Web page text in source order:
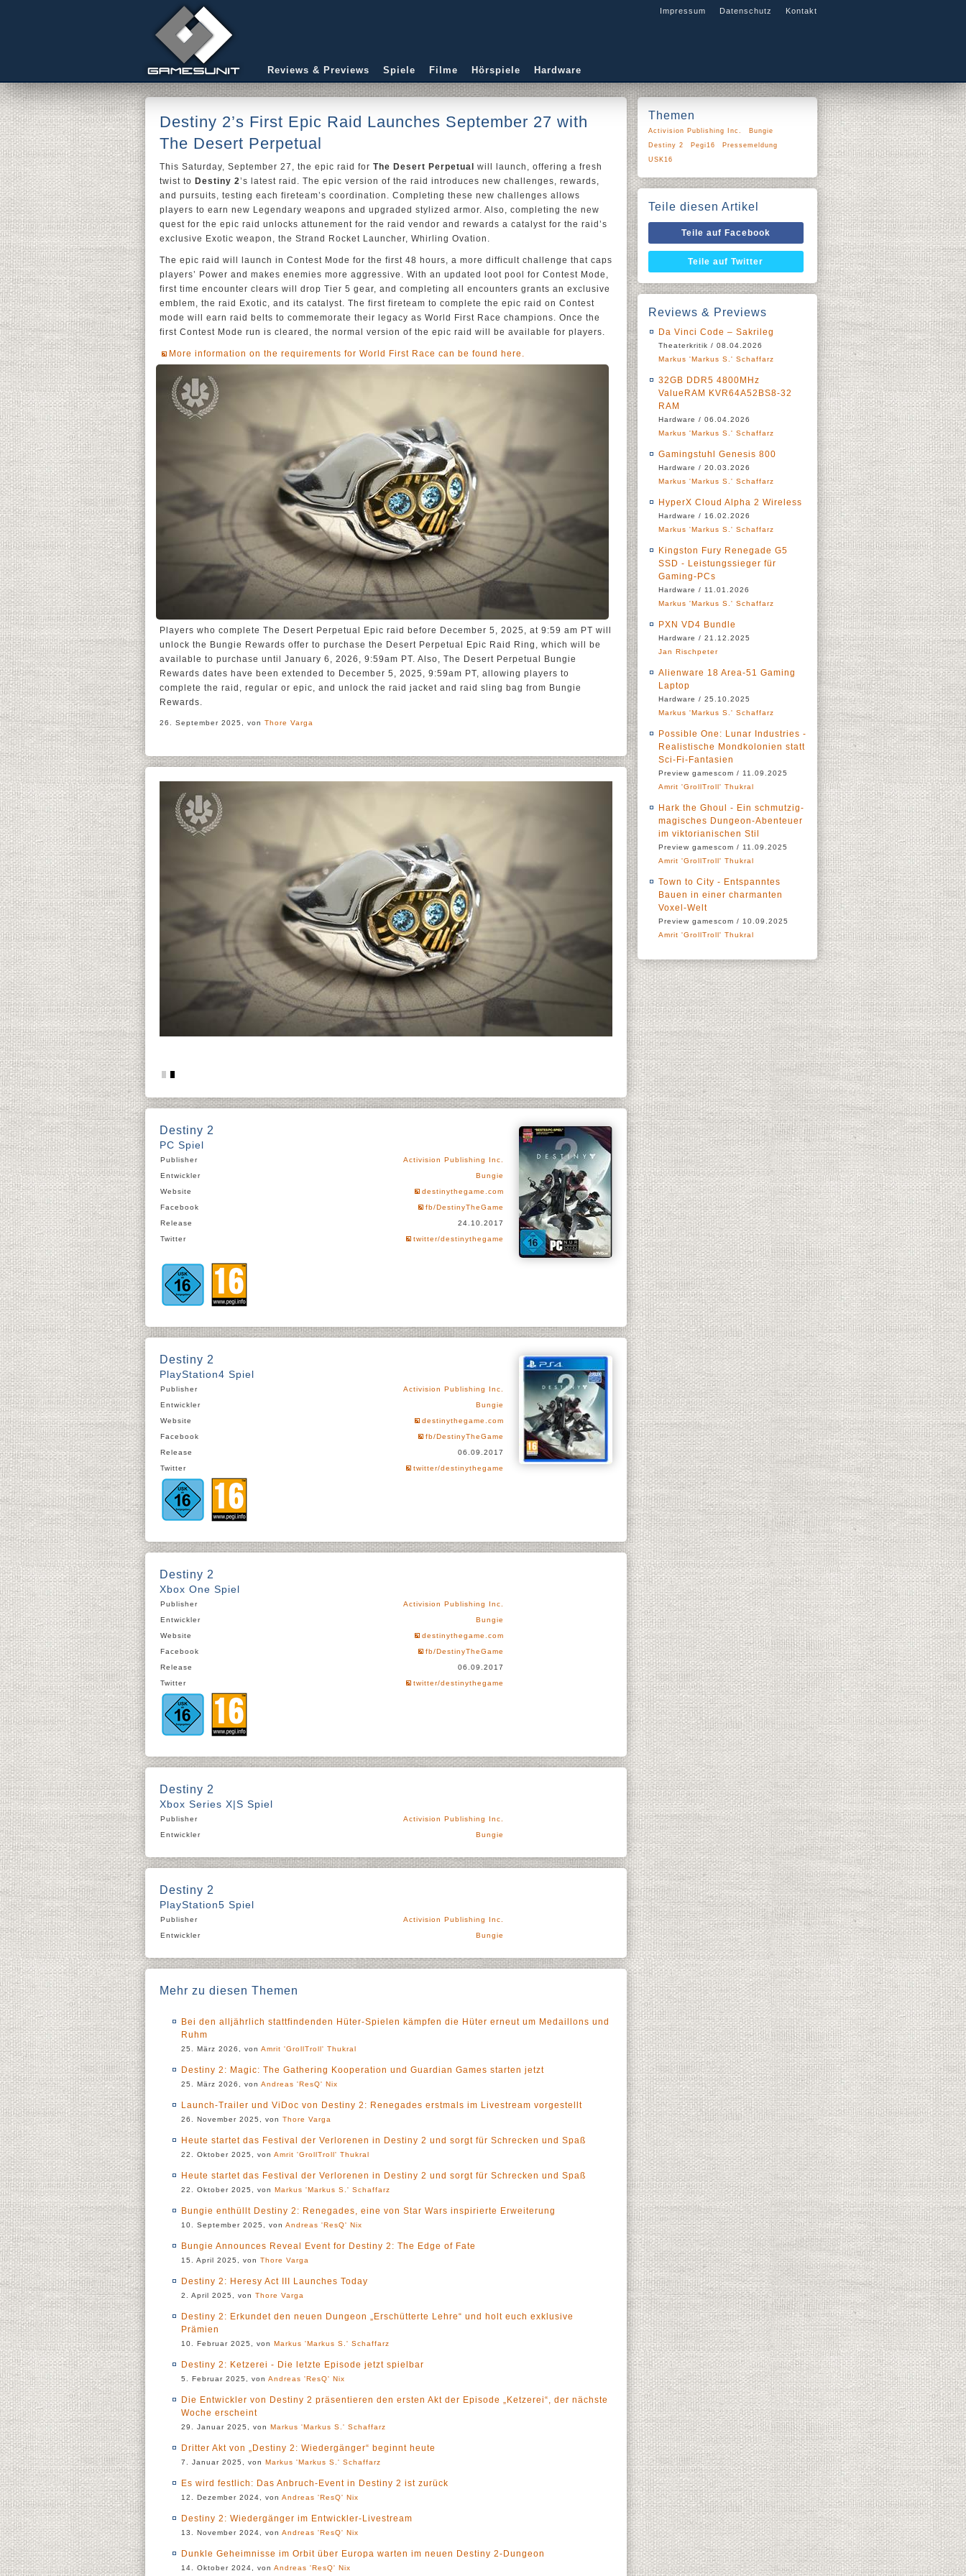
Impressum Datenschutz Kontakt
Reviews & Previews Spiele Filme Hörspiele Hardware
Destiny 2’s First Epic Raid Launches September 27 with
The Desert Perpetual
This Saturday, September 27, the epic raid for The Desert Perpetual
will launch, offering a fresh
twist to Destiny 2’s latest raid. The epic version of the raid introduces new challenges, rewards,
and pursuits, testing each fireteam’s coordination. Completing these new challenges allows
players to earn new Legendary weapons and upgraded stylized armor. Also, completing the new
quest for the epic raid unlocks attunement for the raid vendor and rewards a catalyst for the raid’s
exclusive Exotic weapon, the Strand Rocket Launcher, Whirling Ovation.
The epic raid will launch in Contest Mode for the first 48 hours, a more difficult challenge that caps
players’ Power and makes enemies more aggressive. With an updated loot pool for Contest Mode,
first time encounter clears will drop Tier 5 gear, and completing all encounters grants an exclusive
emblem, the raid Exotic, and its catalyst. The first fireteam to complete the epic raid on Contest
mode will earn raid belts to commemorate their legacy as World First Race champions. Once the
first Contest Mode run is cleared, the normal version of the epic raid will be available for players.
More information on the requirements for World First Race can be found here.
Players who complete The Desert Perpetual Epic raid before December 5, 2025, at 9:59 am PT will
unlock the Bungie Rewards offer to purchase the Desert Perpetual Epic Raid Ring, which will be
available to purchase until January 6, 2026, 9:59am PT. Also, The Desert Perpetual Bungie
Rewards dates have been extended to December 5, 2025, 9:59am PT, allowing players to
complete the raid, regular or epic, and unlock the raid jacket and raid sling bag from Bungie
Rewards.
26. September 2025, von Thore Varga
Destiny 2
PC Spiel
Publisher
Activision Publishing Inc.
Entwickler
Bungie
Website
destinythegame.com
Facebook
fb/DestinyTheGame
Release
24.10.2017
Twitter
twitter/destinythegame
Destiny 2
PlayStation4 Spiel
Publisher
Activision Publishing Inc.
Entwickler
Bungie
Website
destinythegame.com
Facebook
fb/DestinyTheGame
Release
06.09.2017
Twitter
twitter/destinythegame
Destiny 2
Xbox One Spiel
Publisher
Activision Publishing Inc.
Entwickler
Bungie
Website
destinythegame.com
Facebook
fb/DestinyTheGame
Release
06.09.2017
Twitter
twitter/destinythegame
Destiny 2
Xbox Series X|S Spiel
Publisher
Activision Publishing Inc.
Entwickler
Bungie
Destiny 2
PlayStation5 Spiel
Publisher
Activision Publishing Inc.
Entwickler
Bungie
Mehr zu diesen Themen
Bei den alljährlich stattfindenden Hüter-Spielen kämpfen die Hüter erneut um Medaillons und
Ruhm
25. März 2026, von Amrit 'GrollTroll' Thukral
Destiny 2: Magic: The Gathering Kooperation und Guardian Games starten jetzt
25. März 2026, von Andreas 'ResQ' Nix
Launch-Trailer und ViDoc von Destiny 2: Renegades erstmals im Livestream vorgestellt
26. November 2025, von Thore Varga
Heute startet das Festival der Verlorenen in Destiny 2 und sorgt für Schrecken und Spaß
22. Oktober 2025, von Amrit 'GrollTroll' Thukral
Heute startet das Festival der Verlorenen in Destiny 2 und sorgt für Schrecken und Spaß
22. Oktober 2025, von Markus 'Markus S.' Schaffarz
Bungie enthüllt Destiny 2: Renegades, eine von Star Wars inspirierte Erweiterung
10. September 2025, von Andreas 'ResQ' Nix
Bungie Announces Reveal Event for Destiny 2: The Edge of Fate
15. April 2025, von Thore Varga
Destiny 2: Heresy Act III Launches Today
2. April 2025, von Thore Varga
Destiny 2: Erkundet den neuen Dungeon „Erschütterte Lehre“ und holt euch exklusive
Prämien
10. Februar 2025, von Markus 'Markus S.' Schaffarz
Destiny 2: Ketzerei - Die letzte Episode jetzt spielbar
5. Februar 2025, von Andreas 'ResQ' Nix
Die Entwickler von Destiny 2 präsentieren den ersten Akt der Episode „Ketzerei“, der nächste
Woche erscheint
29. Januar 2025, von Markus 'Markus S.' Schaffarz
Dritter Akt von „Destiny 2: Wiedergänger“ beginnt heute
7. Januar 2025, von Markus 'Markus S.' Schaffarz
Es wird festlich: Das Anbruch-Event in Destiny 2 ist zurück
12. Dezember 2024, von Andreas 'ResQ' Nix
Destiny 2: Wiedergänger im Entwickler-Livestream
13. November 2024, von Andreas 'ResQ' Nix
Dunkle Geheimnisse im Orbit über Europa warten im neuen Destiny 2-Dungeon
14. Oktober 2024, von Andreas 'ResQ' Nix
Themen
Activision Publishing Inc.
Bungie
Destiny 2
Pegi16
Pressemeldung
USK16
Teile diesen Artikel
Teile auf Facebook
Teile auf Twitter
Reviews & Previews
Da Vinci Code – Sakrileg
Theaterkritik / 08.04.2026
Markus 'Markus S.' Schaffarz
32GB DDR5 4800MHz
ValueRAM KVR64A52BS8-32
RAM
Hardware / 06.04.2026
Markus 'Markus S.' Schaffarz
Gamingstuhl Genesis 800
Hardware / 20.03.2026
Markus 'Markus S.' Schaffarz
HyperX Cloud Alpha 2 Wireless
Hardware / 16.02.2026
Markus 'Markus S.' Schaffarz
Kingston Fury Renegade G5
SSD - Leistungssieger für
Gaming-PCs
Hardware / 11.01.2026
Markus 'Markus S.' Schaffarz
PXN VD4 Bundle
Hardware / 21.12.2025
Jan Rischpeter
Alienware 18 Area-51 Gaming
Laptop
Hardware / 25.10.2025
Markus 'Markus S.' Schaffarz
Possible One: Lunar Industries -
Realistische Mondkolonien statt
Sci-Fi-Fantasien
Preview gamescom / 11.09.2025
Amrit 'GrollTroll' Thukral
Hark the Ghoul - Ein schmutzig-
magisches Dungeon-Abenteuer
im viktorianischen Stil
Preview gamescom / 11.09.2025
Amrit 'GrollTroll' Thukral
Town to City - Entspanntes
Bauen in einer charmanten
Voxel-Welt
Preview gamescom / 10.09.2025
Amrit 'GrollTroll' Thukral